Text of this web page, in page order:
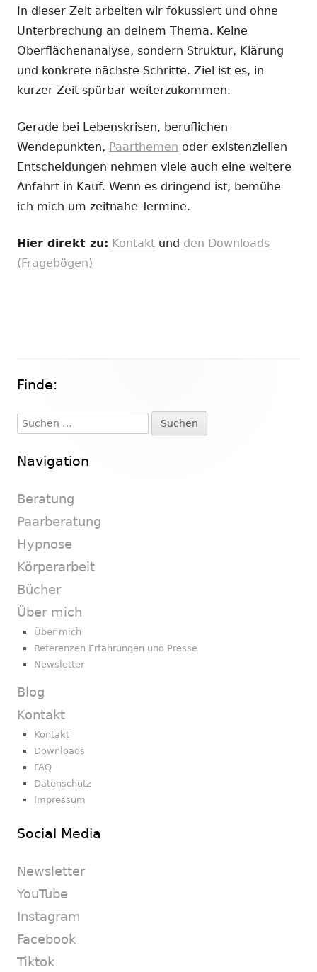
In dieser Zeit arbeiten wir fokussiert und ohne
Unterbrechung an deinem Thema. Keine
Oberflächenanalyse, sondern Struktur, Klärung
und konkrete nächste Schritte. Ziel ist es, in
kurzer Zeit spürbar weiterzukommen.
Gerade bei Lebenskrisen, beruflichen
Wendepunkten, Paarthemen oder existenziellen
Entscheidungen nehmen viele auch eine weitere
Anfahrt in Kauf. Wenn es dringend ist, bemühe
ich mich um zeitnahe Termine.
Hier direkt zu: Kontakt und den Downloads
(Fragebögen)
Haupt-
Seitenleiste
Finde:
Suchen
nach:
Navigation
Beratung
Paarberatung
Hypnose
Körperarbeit
Bücher
Über mich
Über mich
Referenzen Erfahrungen und Presse
Newsletter
Blog
Kontakt
Kontakt
Downloads
FAQ
Datenschutz
Impressum
Social Media
Newsletter
YouTube
Instagram
Facebook
Tiktok